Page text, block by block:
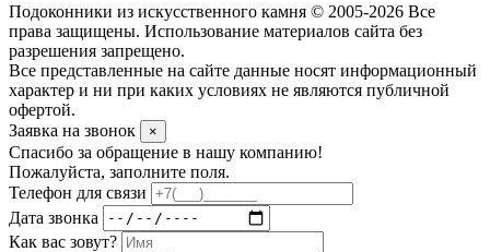
Подоконники из искусственного камня © 2005-2026 Все
права защищены. Использование материалов сайта без
разрешения запрещено.
Все представленные на сайте данные носят информационный
характер и ни при каких условиях не являются публичной
офертой.
Заявка на звонок
×
Спасибо за обращение в нашу компанию!
Пожалуйста, заполните поля.
Телефон для связи
Дата звонка
Как вас зовут?